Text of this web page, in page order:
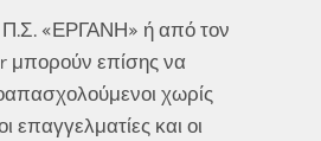
«ΕΡΓΑΝΗ» ή από τον
μπορούν επίσης να
χωρίς
επαγγελματίες και οι